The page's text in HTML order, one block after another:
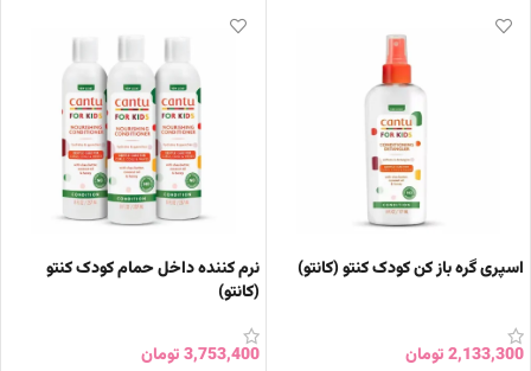
اسپری گره باز کن کودک کنتو (کانتو)
2,133,300تومان
نرم کننده داخل حمام کودک کنتو
(کانتو)
3,753,400تومان